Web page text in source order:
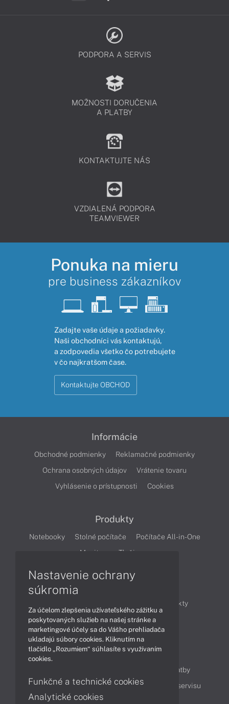
PODPORA A SERVIS
MOŽNOSTI DORUČENIA
A PLATBY
KONTAKTUJTE NÁS
VZDIALENÁ PODPORA
TEAMVIEWER
Ponuka na mieru
pre business zákazníkov
Zadajte vaše údaje a požiadavky.
Naši obchodníci vás kontaktujú,
a zodpovedia všetko čo potrebujete
v čo najkratšom čase.
Kontaktujte OBCHOD
Informácie
Obchodné podmienky
Reklamačné podmienky
Ochrana osobných údajov
Vrátenie tovaru
Vyhlásenie o prístupnosti
Cookies
Produkty
Notebooky Stolné počítače
Počítače All-in-One
Monitory
Tlačiarne
Produkty
Technológie
Videá
Obsah
Možnosti doručenia a platby
Podpora a servis
Servisné služby Cenník servisu
Nastavenie ochrany
súkromia
Za účelom zlepšenia užívateľského zážitku a
poskytovaných služieb na našej stránke a
marketingové účely sa do Vášho prehliadača
ukladajú súbory cookies. Kliknutím na
tlačidlo „Rozumiem“ súhlasíte s využívaním
cookies.
Funkčné a technické cookies
Analytické cookies